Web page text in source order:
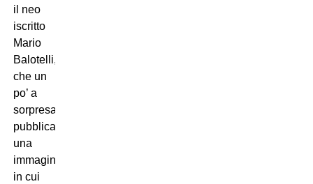
il neo
iscritto
Mario
Balotelli,
che un
po’ a
sorpresa
pubblica
una
immagine
in cui